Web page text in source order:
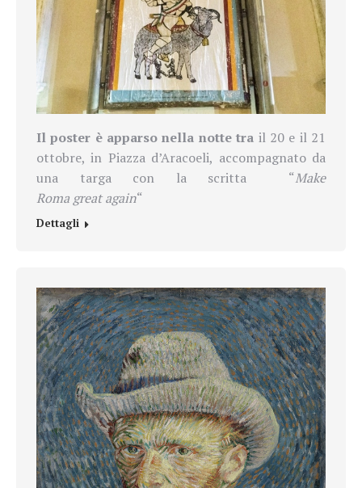
Il poster è apparso nella notte tra il 20 e il 21
ottobre, in Piazza d’Aracoeli, accompagnato da
una targa con la scritta
“Make
Roma great again“
Dettagli